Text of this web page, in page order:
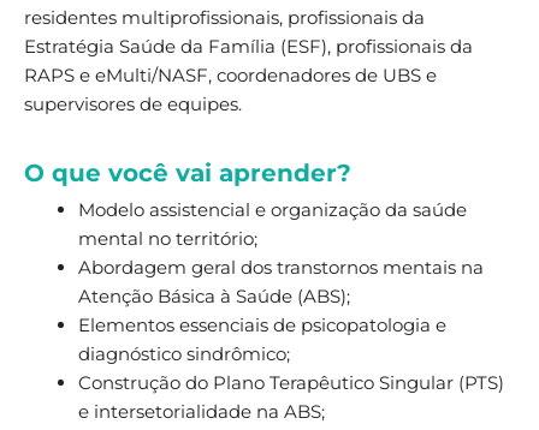
residentes multiprofissionais, profissionais da
Estratégia Saúde da Família (ESF), profissionais da
RAPS e eMulti/NASF, coordenadores de UBS e
supervisores de equipes.
O que você vai aprender?
Modelo assistencial e organização da saúde
mental no território;
Abordagem geral dos transtornos mentais na
Atenção Básica à Saúde (ABS);
Elementos essenciais de psicopatologia e
diagnóstico sindrômico;
Construção do Plano Terapêutico Singular (PTS)
e intersetorialidade na ABS;